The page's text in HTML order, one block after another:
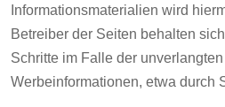
Informationsmaterialien wird
Betreiber der Seiten behalten
Schritte im Falle der
Werbeinformationen, etwa durch